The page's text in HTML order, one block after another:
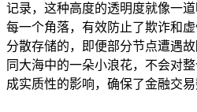
记录，这种高度的透明度就像一
每一个角落，有效防止了欺诈和
分散存储的，即便部分节点遭遇
同大海中的一朵小浪花，不会对
成实质性的影响，确保了金融交易